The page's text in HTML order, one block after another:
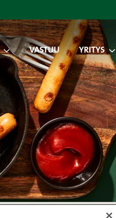
VASTUU YRITYS